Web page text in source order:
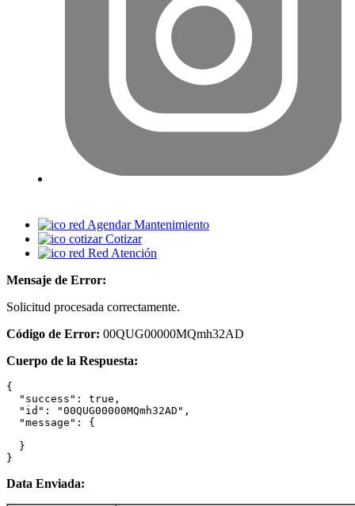
Agendar Mantenimiento
Cotizar
Red Atención
Mensaje de Error:
Solicitud procesada correctamente.
Código de Error: 00QUG00000MQmh32AD
Cuerpo de la Respuesta:
{
  "success": true,
  "id": "00QUG00000MQmh32AD",
  "message": {
  }
}
Data Enviada: